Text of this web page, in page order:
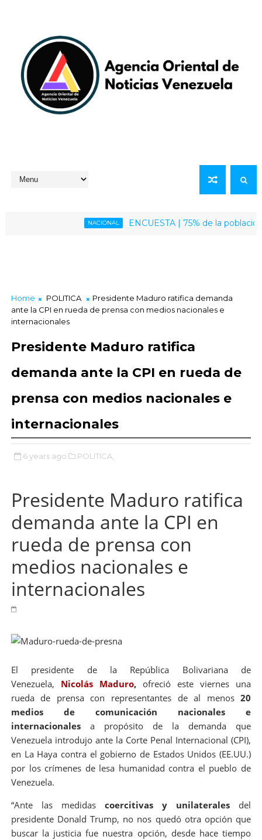
NACIONAL ENCUESTA | 75% de la población
Home POLITICA
Presidente Maduro ratifica demanda
ante la CPI en rueda de prensa con medios nacionales e
internacionales
Presidente Maduro ratifica
demanda ante la CPI en rueda de
prensa con medios nacionales e
internacionales
6 years ago POLITICA,
Presidente Maduro ratifica
demanda ante la CPI en
rueda de prensa con
medios nacionales e
internacionales
El presidente de la República Bolivariana de
Venezuela, Nicolás Maduro,ofreció este viernes una
rueda de prensa con representantes de al menos20
medios de comunicación nacionales e
internacionalesa propósito de la demanda que
Venezuela introdujo ante la Corte Penal Internacional (CPI),
en La Haya contra el gobierno de Estados Unidos (EE.UU.)
por los crímenes de lesa humanidad contra el pueblo de
Venezuela.
“Ante las medidas coercitivas y unilaterales del
presidente Donald Trump, no nos quedó otra opción que
buscar la justicia fue nuestra opción, desde hace tiempo